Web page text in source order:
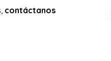
contáctanos